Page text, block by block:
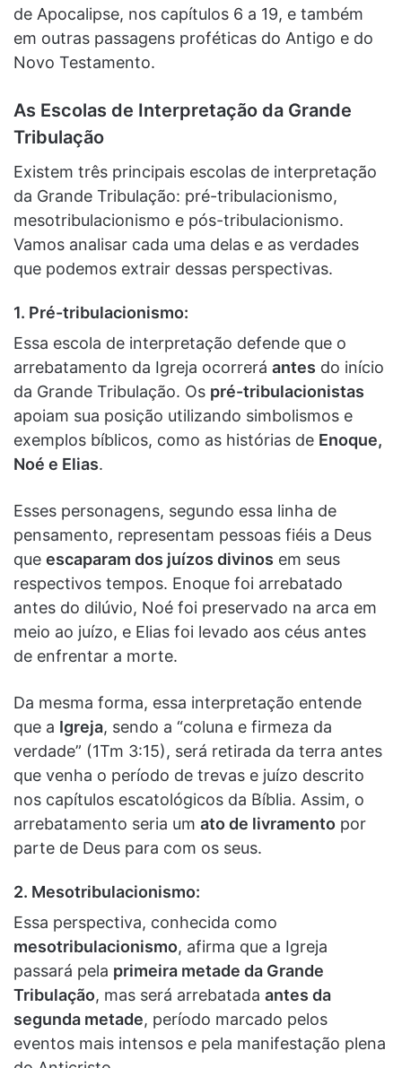
de Apocalipse, nos capítulos 6 a 19, e também
em outras passagens proféticas do Antigo e do
Novo Testamento.
As Escolas de Interpretação da Grande
Tribulação
Existem três principais escolas de interpretação
da Grande Tribulação: pré-tribulacionismo,
mesotribulacionismo e pós-tribulacionismo.
Vamos analisar cada uma delas e as verdades
que podemos extrair dessas perspectivas.
1. Pré-tribulacionismo:
Essa escola de interpretação defende que o
arrebatamento da Igreja ocorrerá antes do início
da Grande Tribulação. Os pré-tribulacionistas
apoiam sua posição utilizando simbolismos e
exemplos bíblicos, como as histórias de Enoque,
Noé e Elias.
Esses personagens, segundo essa linha de
pensamento, representam pessoas fiéis a Deus
que escaparam dos juízos divinos em seus
respectivos tempos. Enoque foi arrebatado
antes do dilúvio, Noé foi preservado na arca em
meio ao juízo, e Elias foi levado aos céus antes
de enfrentar a morte.
Da mesma forma, essa interpretação entende
que a Igreja, sendo a “coluna e firmeza da
verdade” (1Tm 3:15), será retirada da terra antes
que venha o período de trevas e juízo descrito
nos capítulos escatológicos da Bíblia. Assim, o
arrebatamento seria um ato de livramento por
parte de Deus para com os seus.
2. Mesotribulacionismo:
Essa perspectiva, conhecida como
mesotribulacionismo, afirma que a Igreja
passará pela primeira metade da Grande
Tribulação, mas será arrebatada antes da
segunda metade, período marcado pelos
eventos mais intensos e pela manifestação plena